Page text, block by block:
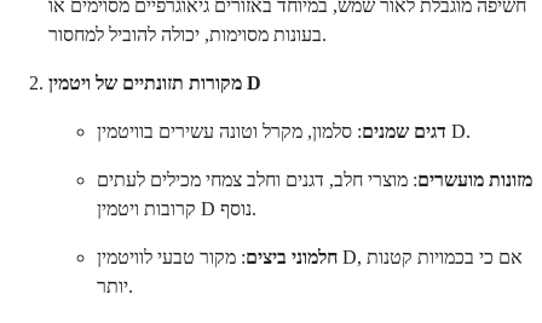
חשיפה מוגבלת לאור שמש, במיוחד באזורים גיאוגרפיים מסוימים או
בעונות מסוימות, יכולה להוביל למחסור.
מקורות תזונתיים של ויטמין D
דגים שמנים : סלמון, מקרל וטונה עשירים בוויטמין D.
מזונות מועשרים: מוצרי חלב, דגנים וחלב צמחי מכילים לעתים
קרובות ויטמין D נוסף.
חלמוני ביצים: מקור טבעי לוויטמין D, אם כי בכמויות קטנות
יותר.